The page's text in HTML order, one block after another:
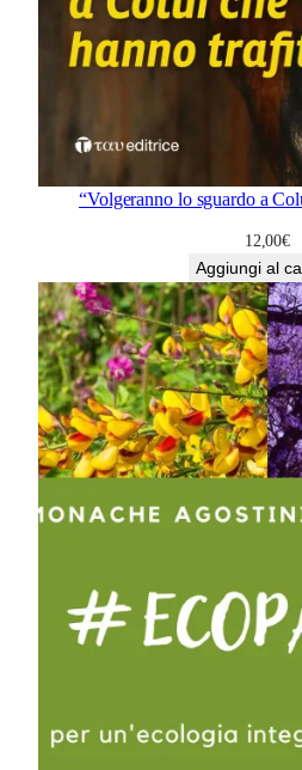
“Volgeranno lo sguardo a
12,00€
Aggiungi al